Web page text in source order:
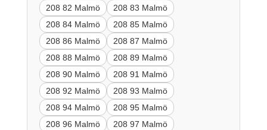
208 82 Malmö
208 83 Malmö
208 84 Malmö
208 85 Malmö
208 86 Malmö
208 87 Malmö
208 88 Malmö
208 89 Malmö
208 90 Malmö
208 91 Malmö
208 92 Malmö
208 93 Malmö
208 94 Malmö
208 95 Malmö
208 96 Malmö
208 97 Malmö